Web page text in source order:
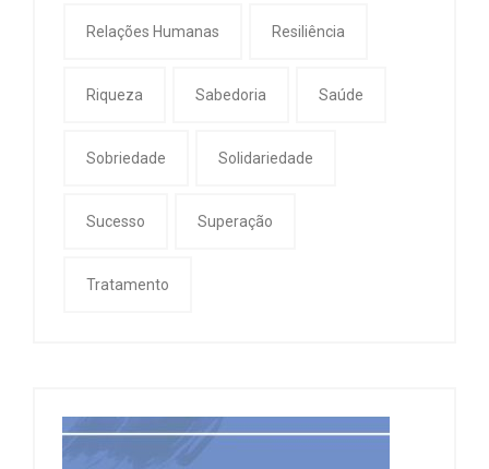
Relações Humanas Resiliência
Riqueza Sabedoria Saúde
Sobriedade Solidariedade
Sucesso Superação
Tratamento